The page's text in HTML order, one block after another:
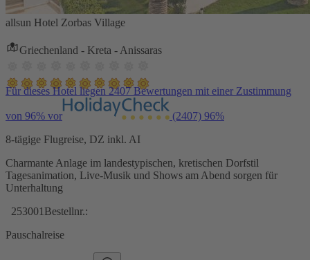
allsun Hotel Zorbas Village
Griechenland - Kreta - Anissaras
Für dieses Hotel liegen 2407 Bewertungen mit einer Zustimmung
von 96% vor (2407) 96%
8-tägige Flugreise, DZ inkl. AI
Charmante Anlage im landestypischen, kretischen Dorfstil
Tagesanimation, Live-Musik und Shows am Abend sorgen für
Unterhaltung
253001 Bestellnr.:
Pauschalreise